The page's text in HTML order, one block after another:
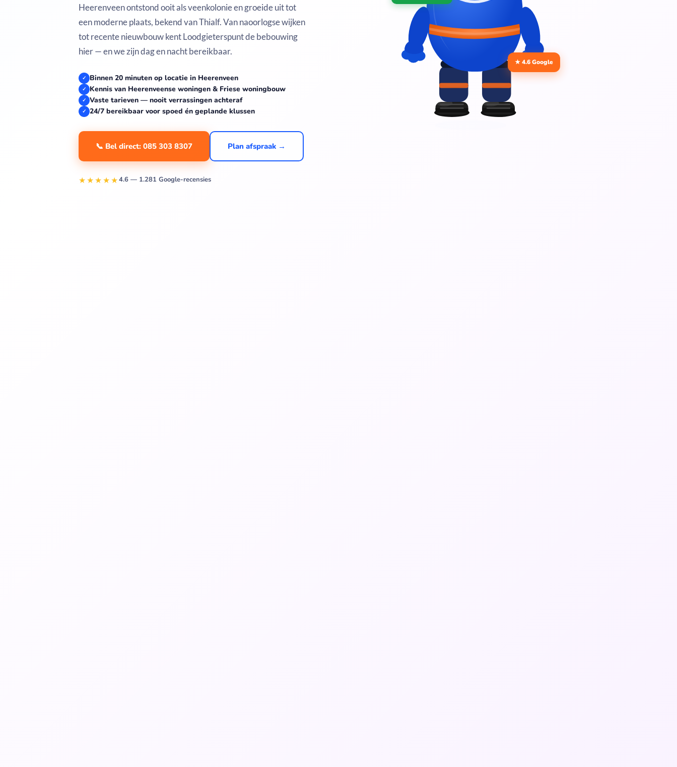
Heerenveen ontstond ooit als veenkolonie en groeide uit tot
een moderne plaats, bekend van Thialf. Van naoorlogse wijken
tot recente nieuwbouw kent Loodgieterspunt de bebouwing
hier — en we zijn dag en nacht bereikbaar.
✓ Binnen 20 minuten op locatie in Heerenveen
✓ Kennis van Heerenveense woningen & Friese woningbouw
✓ Vaste tarieven — nooit verrassingen achteraf
✓ 24/7 bereikbaar voor spoed én geplande klussen
📞 Bel direct: 085 303 8307 Plan afspraak →
★★★★★4.6 — 1.281 Google-recensies
★ 4.6 Google